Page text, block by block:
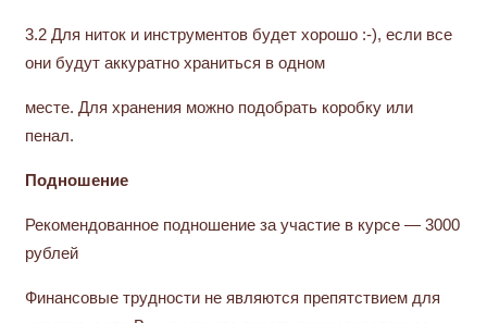
3.2 Для ниток и инструментов будет хорошо :-), если все
они будут аккуратно храниться в одном
месте. Для хранения можно подобрать коробку или
пенал.
Подношение
Рекомендованное подношение за участие в курсе — 3000
рублей
Финансовые трудности не являются препятствием для